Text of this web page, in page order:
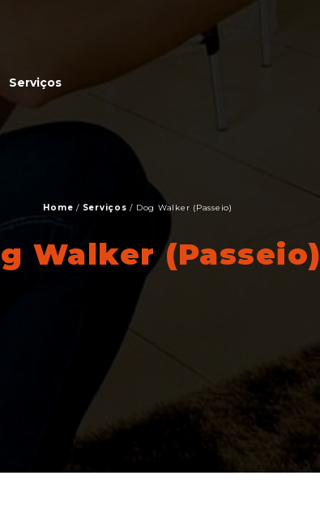
Serviços
Home / Serviços / Dog Walker (Passeio)
Walker (Passeio)